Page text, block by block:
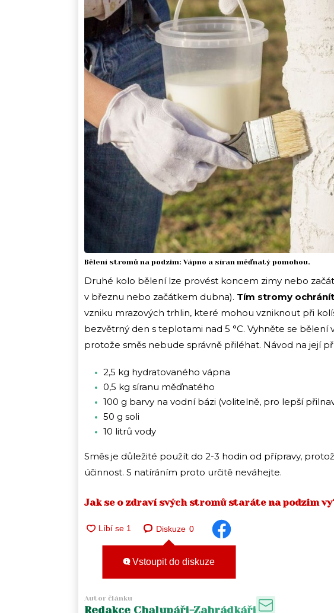
Bělení stromů na podzim: Vápno a síran měďnatý pomohou.
Druhé kolo bělení lze provést koncem zimy nebo
v březnu nebo začátkem dubna). Tím stromy
vzniku mrazových trhlin, které mohou vzniknout při
bezvětrný den s teplotami nad 5 °C. Vyhněte se
protože směs nebude správně přiléhat. Návod na její
2,5 kg hydratovaného vápna
0,5 kg síranu měďnatého
100 g barvy na vodní bázi (volitelně, pro lepší
50 g soli
10 litrů vody
Směs je důležité použít do 2-3 hodin od přípravy,
účinnost. S natíráním proto určitě neváhejte.
Jak se o zdraví svých stromů staráte na podzim
Diskuze 0
Vstoupit do diskuze
Autor článku
Redakce Chalupáři-Zahrádkáři